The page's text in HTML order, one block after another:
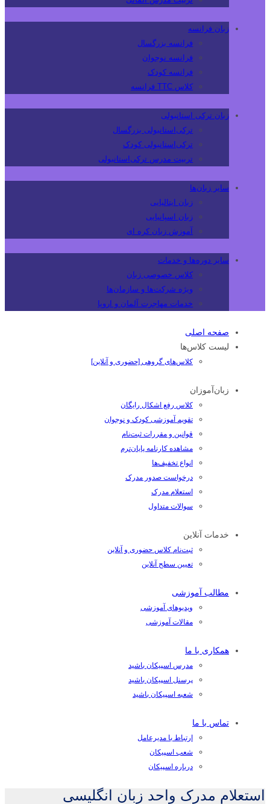
زبان فرانسه
فرانسه بزرگسال
فرانسه نوجوان
فرانسه کودک
کلاس TTC فرانسه
زبان ترکی استانبولی
ترکی‌استانبولی بزرگسال
ترکی‌استانبولی کودک
تربیت مدرس ترکی‌استانبولی
سایر زبان‌ها
زبان ایتالیایی
زبان اسپانیایی
آموزش زبان کره ای
سایر دوره‌ها و خدمات
کلاس خصوصی زبان
ویژه شرکت‌ها و سازمان‌ها
خدمات مهاجرت آلمان و اروپا
صفحه اصلی
لیست کلاس‌ها
کلاس‌های گروهی [حضوری و آنلاین]
زبان‌آموزان
کلاس رفع اشکال رایگان
تقویم آموزشی کودک و نوجوان
قوانین و مقررات ثبت‌نام
مشاهده کارنامه پایان‌ترم
انواع تخفیف‌ها
درخواست صدور مدرک
استعلام مدرک
سوالات متداول
خدمات آنلاین
ثبت‌نام کلاس حضوری و آنلاین
تعیین سطح آنلاین
مطالب آموزشی
ویدیوهای آموزشی
مقالات آموزشی
همکاری با ما
مدرس اسپیکان باشید
پرسنل اسپیکان باشید
شعبه اسپیکان باشید
تماس با ما
ارتباط با مدیرعامل
شعب اسپیکان
درباره اسپیکان
استعلام مدرک واحد زبان انگلیسی